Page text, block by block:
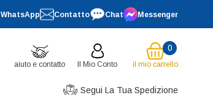
WhatsApp Contatto Chat Messenger
aiuto e contatto Il Mio Conto
0
il mio carrello
Segui La Tua Spedizione